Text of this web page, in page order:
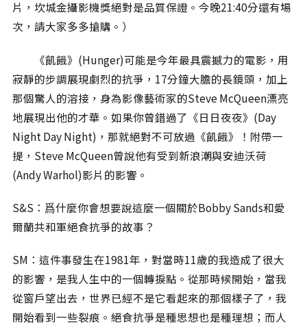
相關網站
關於本站
團隊成員
出版品
片，坎城金攝影機獎絕對是品質保證。今晚21:40分還有場
次，請大家多多搶購。）
《飢餓》(Hunger)可能是今年最具震撼力的電影，用
寂靜的步調展現劇烈的抗爭，17分鐘大膽的長鏡頭，加上
那個驚人的溶接，身為影像藝術家的Steve McQueen漂亮
地展現出他的才華。如果你曾錯過了《日日夜夜》(Day
Night Day Night)，那就絕對不可放過《飢餓》！附帶一
提，Steve McQueen曾說他有受到新浪潮與安迪沃荷
(Andy Warhol)影片的影響。
S&S：爲什麼你會想要說這麼一個關於Bobby Sands和愛
爾蘭共和軍絕食抗爭的故事？
SM：這件事發生在1981年，對當時11歲的我造成了很大
的影響，是我人生中的一個轉捩點。從那時候開始，當我
從窗戶望出去，世界已經不是它看起來的那個樣子了，我
開始看到一些裂痕。絕食抗爭是種思想也是種理想；而人